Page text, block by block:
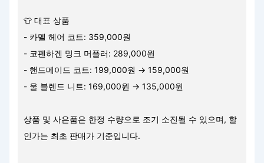
👕 대표 상품
- 카멜 헤어 코트: 359,000원
- 코펜하겐 밍크 머플러: 289,000원
- 핸드메이드 코트: 199,000원 → 159,000원
- 울 블렌드 니트: 169,000원 → 135,000원
상품 및 사은품은 한정 수량으로 조기 소진될 수 있으며, 할
인가는 최초 판매가 기준입니다.